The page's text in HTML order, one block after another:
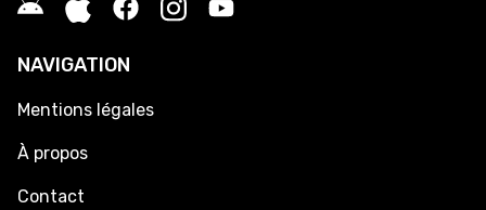
NAVIGATION
Mentions légales
À propos
Contact